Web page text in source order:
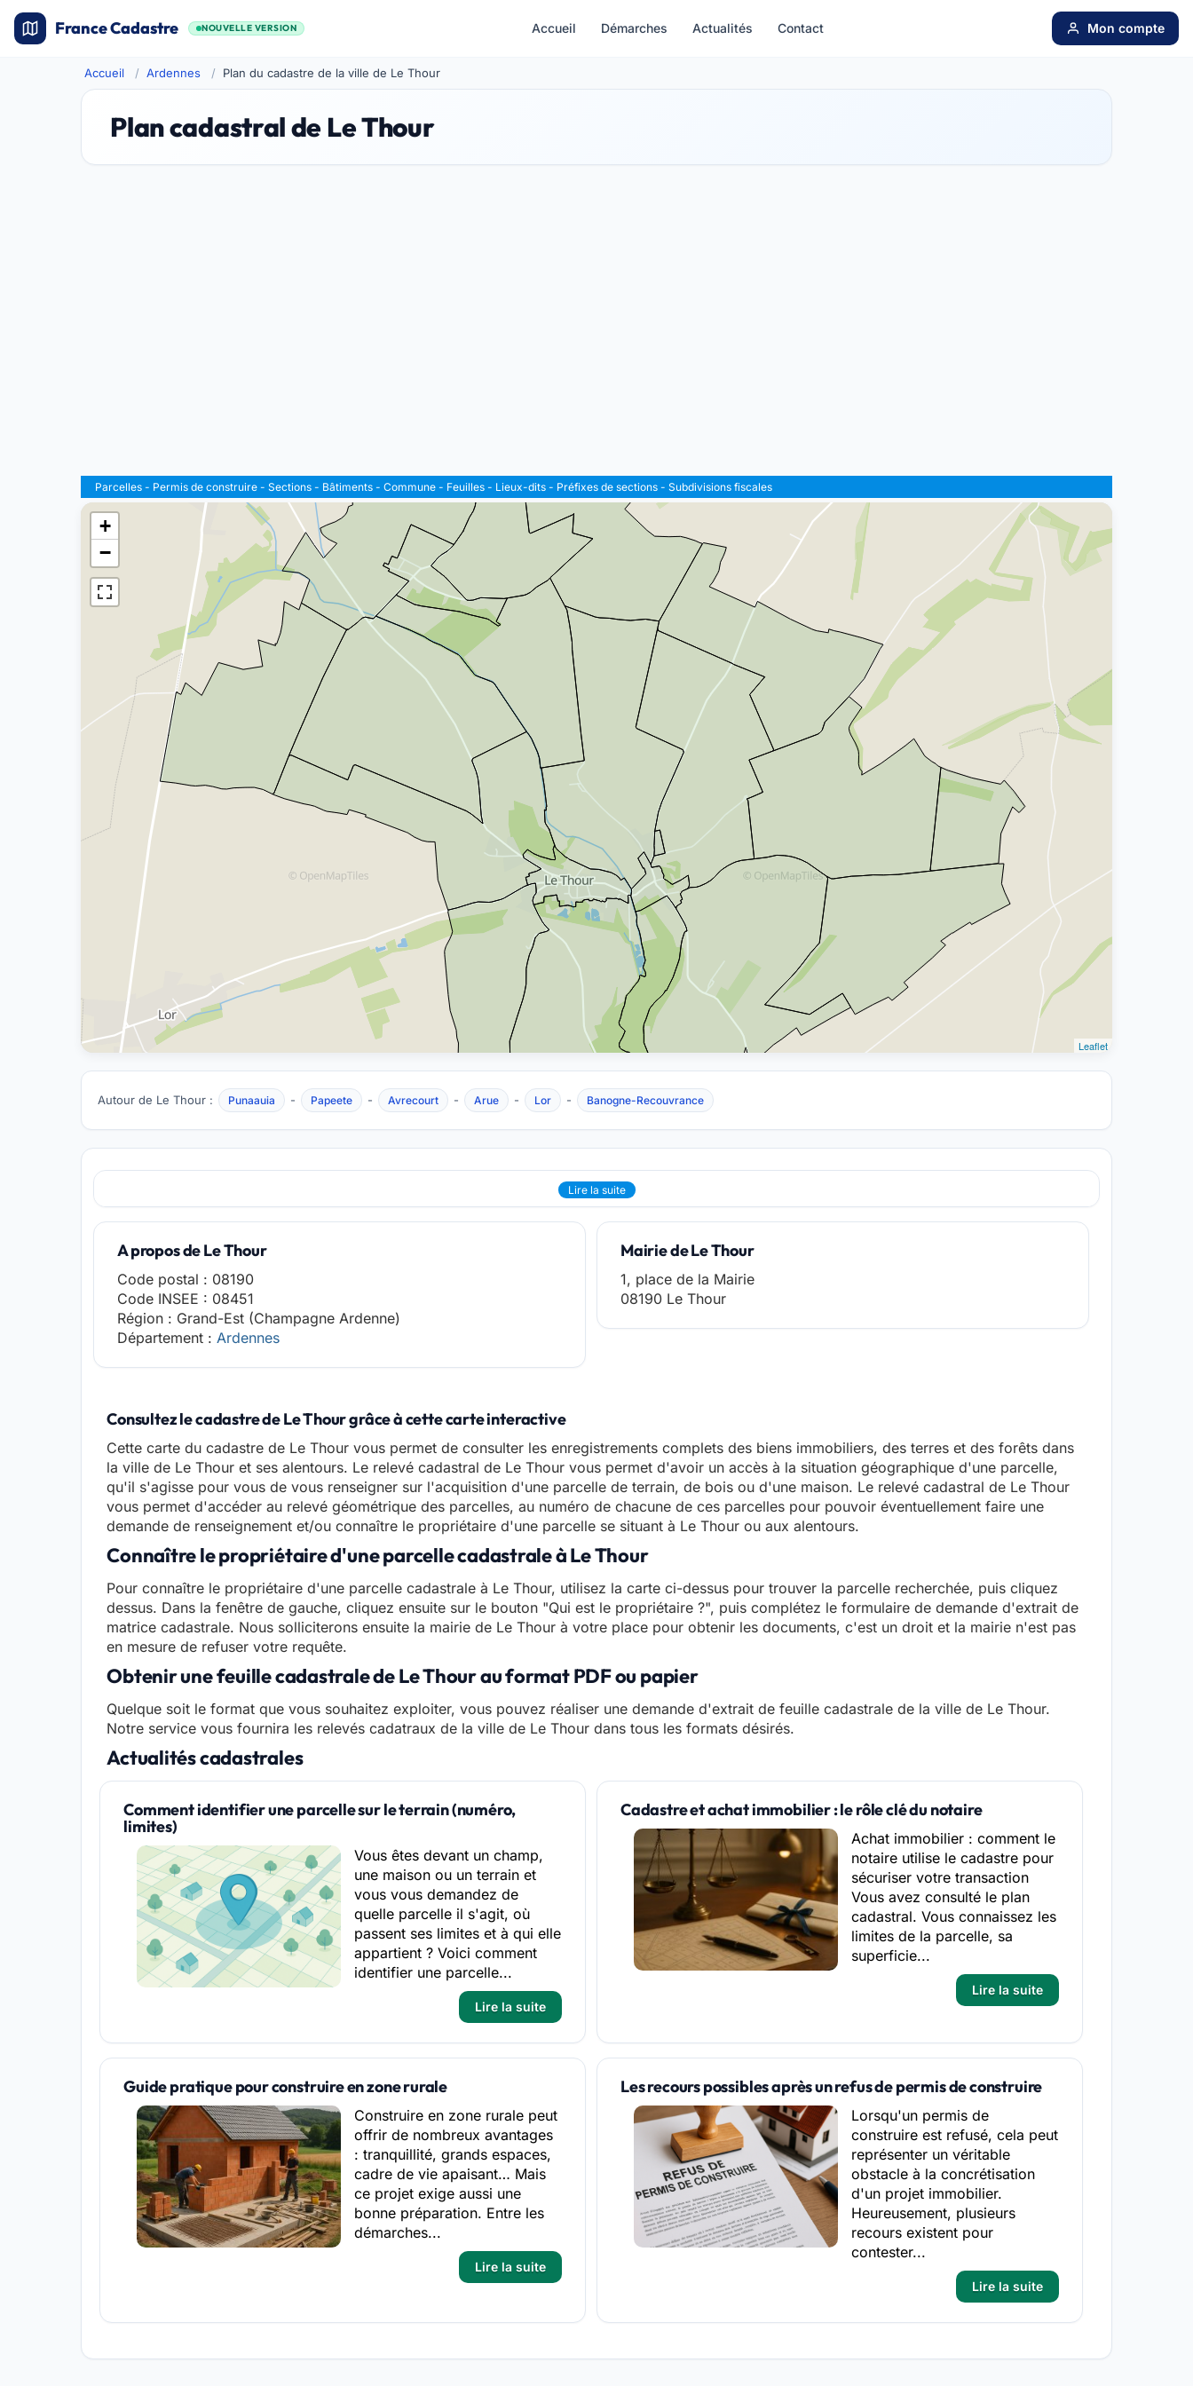
France Cadastre NOUVELLE VERSION Accueil Démarches Actualités Contact Mon compte
Accueil Ardennes Plan du cadastre de la ville de Le Thour
Plan cadastral de Le Thour
Parcelles - Permis de construire -Sections - Bâtiments -Commune - Feuilles - Lieux-dits - Préfixes de sections -Subdivisions fiscales
+
−
Leaflet
Autour de Le Thour : Punaauia - Papeete - Avrecourt - Arue - Lor - Banogne-Recouvrance
Lire la suite
A propos de Le Thour
Code postal : 08190
Code INSEE : 08451
Région : Grand-Est (Champagne Ardenne)
Département :Ardennes
Mairie de Le Thour
1, place de la Mairie
08190 Le Thour
Consultez le cadastre de Le Thour grâce à cette carte interactive
Cette carte du cadastre de Le Thour vous permet de consulter les enregistrements complets des biens immobiliers, des terres et des forêts dans
la ville de Le Thour et ses alentours. Le relevé cadastral de Le Thour vous permet d'avoir un accès à la situation géographique d'une parcelle,
qu'il s'agisse pour vous de vous renseigner sur l'acquisition d'une parcelle de terrain, de bois ou d'une maison. Le relevé cadastral de Le Thour
vous permet d'accéder au relevé géométrique des parcelles, au numéro de chacune de ces parcelles pour pouvoir éventuellement faire une
demande de renseignement et/ou connaître le propriétaire d'une parcelle se situant à Le Thour ou aux alentours.
Connaître le propriétaire d'une parcelle cadastrale à Le Thour
Pour connaître le propriétaire d'une parcelle cadastrale à Le Thour, utilisez la carte ci-dessus pour trouver la parcelle recherchée, puis cliquez
dessus. Dans la fenêtre de gauche, cliquez ensuite sur le bouton "Qui est le propriétaire ?", puis complétez le formulaire de demande d'extrait de
matrice cadastrale. Nous solliciterons ensuite la mairie de Le Thour à votre place pour obtenir les documents, c'est un droit et la mairie n'est pas
en mesure de refuser votre requête.
Obtenir une feuille cadastrale de Le Thour au format PDF ou papier
Quelque soit le format que vous souhaitez exploiter, vous pouvez réaliser une demande d'extrait de feuille cadastrale de la ville de Le Thour.
Notre service vous fournira les relevés cadatraux de la ville de Le Thour dans tous les formats désirés.
Actualités cadastrales
Comment identifier une parcelle sur le terrain (numéro,
limites)
Vous êtes devant un champ,
une maison ou un terrain et
vous vous demandez de
quelle parcelle il s'agit, où
passent ses limites et à qui elle
appartient ? Voici comment
identifier une parcelle...
Lire la suite
Cadastre et achat immobilier : le rôle clé du notaire
Achat immobilier : comment le
notaire utilise le cadastre pour
sécuriser votre transaction
Vous avez consulté le plan
cadastral. Vous connaissez les
limites de la parcelle, sa
superficie...
Lire la suite
Guide pratique pour construire en zone rurale
Construire en zone rurale peut
offrir de nombreux avantages
: tranquillité, grands espaces,
cadre de vie apaisant… Mais
ce projet exige aussi une
bonne préparation. Entre les
démarches...
Lire la suite
Les recours possibles après un refus de permis de construire
Lorsqu'un permis de
construire est refusé, cela peut
représenter un véritable
obstacle à la concrétisation
d'un projet immobilier.
Heureusement, plusieurs
recours existent pour
contester...
Lire la suite